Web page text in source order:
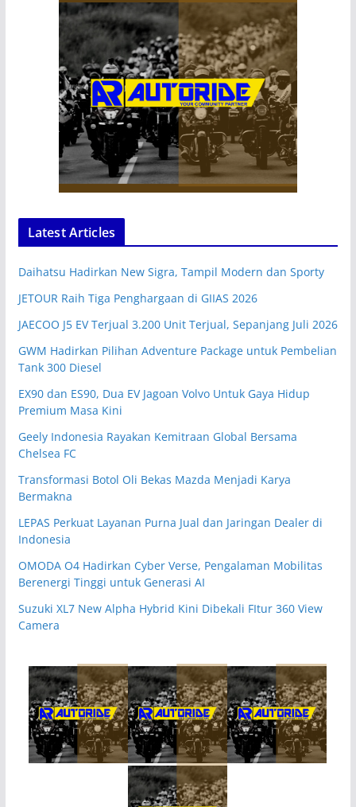
Latest Articles
Daihatsu Hadirkan New Sigra, Tampil Modern dan Sporty
JETOUR Raih Tiga Penghargaan di GIIAS 2026
JAECOO J5 EV Terjual 3.200 Unit Terjual, Sepanjang Juli 2026
GWM Hadirkan Pilihan Adventure Package untuk Pembelian
Tank 300 Diesel
EX90 dan ES90, Dua EV Jagoan Volvo Untuk Gaya Hidup
Premium Masa Kini
Geely Indonesia Rayakan Kemitraan Global Bersama
Chelsea FC
Transformasi Botol Oli Bekas Mazda Menjadi Karya
Bermakna
LEPAS Perkuat Layanan Purna Jual dan Jaringan Dealer di
Indonesia
OMODA O4 Hadirkan Cyber Verse, Pengalaman Mobilitas
Berenergi Tinggi untuk Generasi AI
Suzuki XL7 New Alpha Hybrid Kini Dibekali FItur 360 View
Camera